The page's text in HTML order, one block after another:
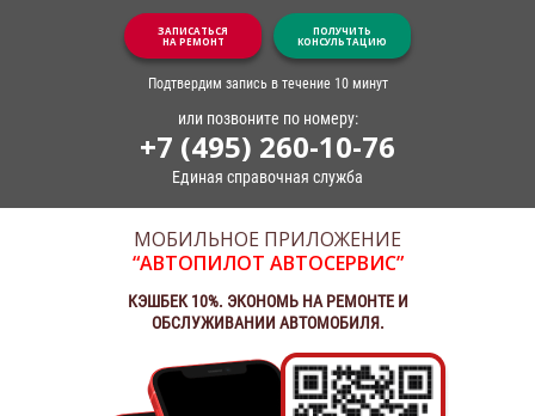
ЗАПИСАТЬСЯ
НА РЕМОНТ
ПОЛУЧИТЬ
КОНСУЛЬТАЦИЮ
Подтвердим запись в течение 10 минут
или позвоните по номеру:
+7 (495) 260-10-76
Единая справочная служба
МОБИЛЬНОЕ ПРИЛОЖЕНИЕ
“АВТОПИЛОТ АВТОСЕРВИС”
КЭШБЕК 10%. ЭКОНОМЬ НА РЕМОНТЕ И
ОБСЛУЖИВАНИИ АВТОМОБИЛЯ.